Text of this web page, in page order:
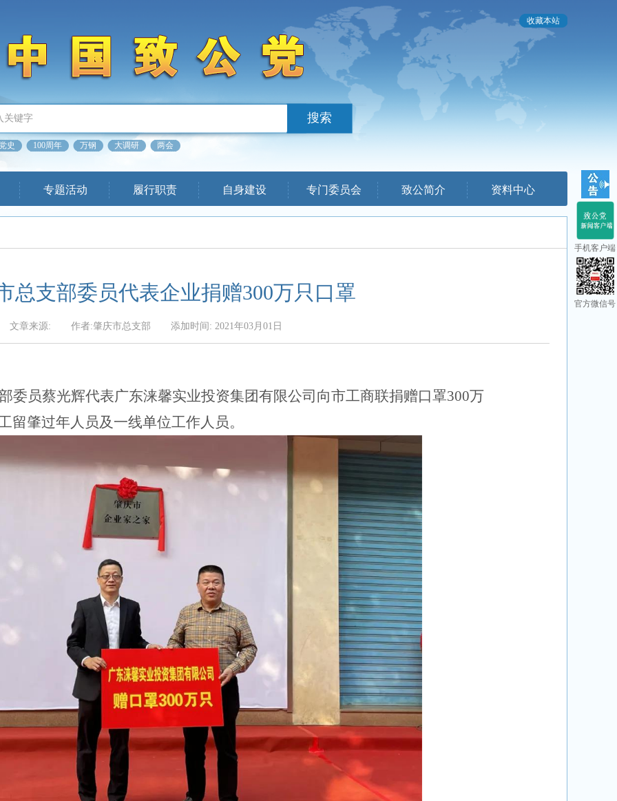
手机客户端
官方微信号
收藏本站
史 100周年 万钢 大调研 两会
专题活动 履行职责 自身建设 专门委员会 致公简介 资料中心
总支部委员代表企业捐赠300万只口罩
文章来源: 作者:肇庆市总支部 添加时间: 2021年03月01日
委员蔡光辉代表广东涞馨实业投资集团有限公司向市工商联捐赠口罩300万
留肇过年人员及一线单位工作人员。